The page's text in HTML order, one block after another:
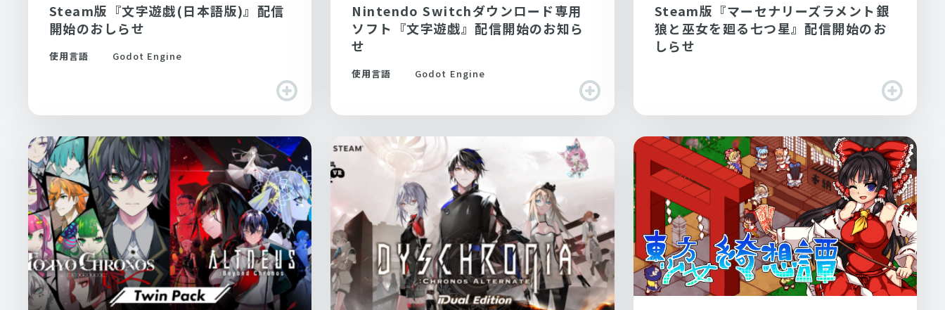
Steam版『文字遊戯(日本語版)』配信
開始のおしらせ
使用言語 Godot Engine
Nintendo Switchダウンロード専用
ソフト『文字遊戯』配信開始のお知ら
せ
使用言語 Godot Engine
Steam版『マーセナリーズラメント銀
狼と巫女を廻る七つ星』配信開始のお
しらせ